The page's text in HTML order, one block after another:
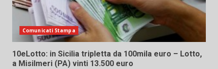
Comunicati Stampa
10eLotto: in Sicilia tripletta da 100mila euro – Lotto,
a Misilmeri (PA) vinti 13.500 euro